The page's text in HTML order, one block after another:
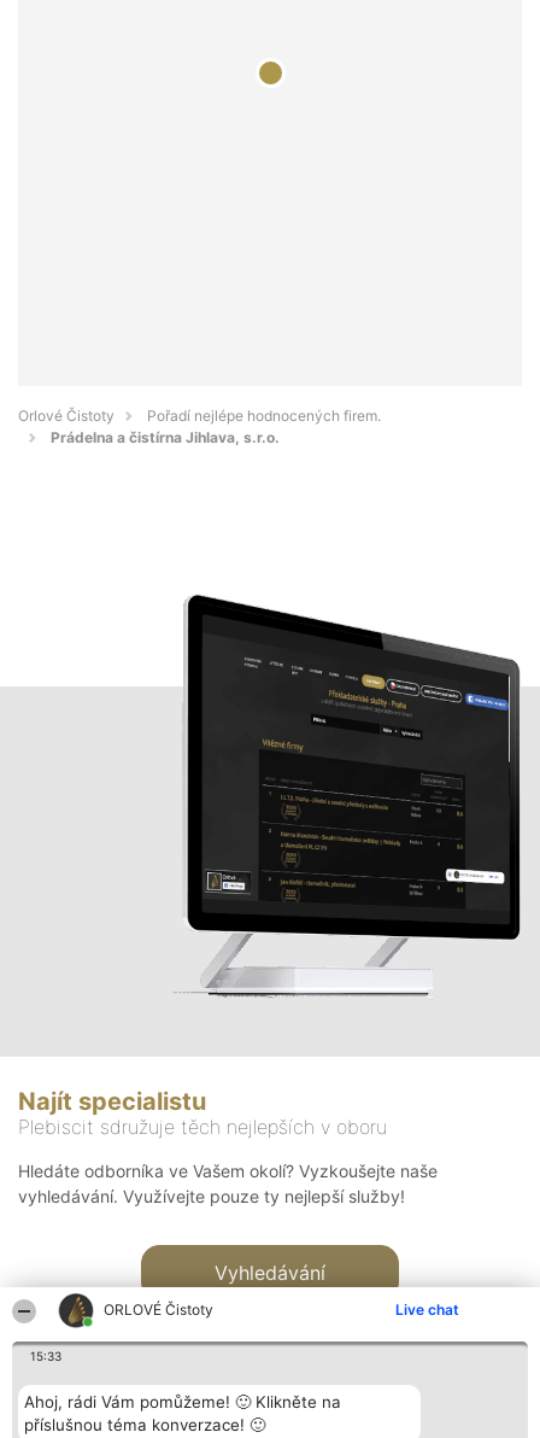
ORLOVÉ Čistoty Live chat
15:33
Ahoj, rádi Vám pomůžeme! 🙂 Klikněte na
příslušnou téma konverzace! 🙂
Orlové Čistoty
Pořadí nejlépe hodnocených firem.
Prádelna a čistírna Jihlava, s.r.o.
Najít specialistu
Plebiscit sdružuje těch nejlepších v oboru
Hledáte odborníka ve Vašem okolí? Vyzkoušejte naše
vyhledávání. Využívejte pouze ty nejlepší služby!
Vyhledávání